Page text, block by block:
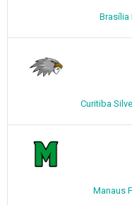
Brasília
Curitiba
Manaus